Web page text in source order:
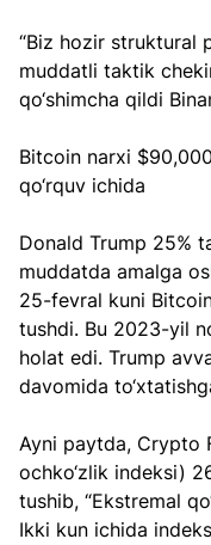
“Biz hozir struktural
muddatli taktik
qo‘shimcha qildi
Bitcoin narxi
qo‘rquv ichida
Donald Trump 25%
muddatda amalga
25-fevral kuni
tushdi. Bu 2023-yil
holat edi. Trump
davomida
Ayni paytda, Crypto
ochko‘zlik indeksi)
tushib, “Ekstremal
Ikki kun ichida